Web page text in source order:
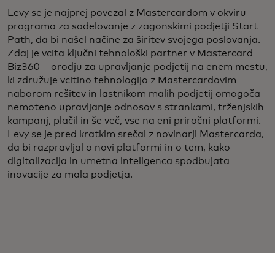
Levy se je najprej povezal z Mastercardom v okviru
programa za sodelovanje z zagonskimi podjetji Start
Path, da bi našel načine za širitev svojega poslovanja.
Zdaj je vcita ključni tehnološki partner v Mastercard
Biz360 – orodju za upravljanje podjetij na enem mestu,
ki združuje vcitino tehnologijo z Mastercardovim
naborom rešitev in lastnikom malih podjetij omogoča
nemoteno upravljanje odnosov s strankami, trženjskih
kampanj, plačil in še več, vse na eni priročni platformi.
Levy se je pred kratkim srečal z novinarji Mastercarda,
da bi razpravljal o novi platformi in o tem, kako
digitalizacija in umetna inteligenca spodbujata
inovacije za mala podjetja.